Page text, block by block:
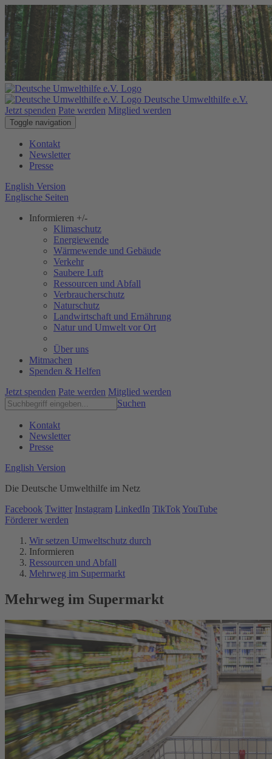
Deutsche Umwelthilfe e.V.
Jetzt spenden Pate werden Mitglied werden
Toggle navigation
Kontakt
Newsletter
Presse
English Version
Englische Seiten
Informieren +/-
Klimaschutz
Energiewende
Wärmewende und Gebäude
Verkehr
Saubere Luft
Ressourcen und Abfall
Verbraucherschutz
Naturschutz
Landwirtschaft und Ernährung
Natur und Umwelt vor Ort
Über uns
Mitmachen
Spenden & Helfen
Jetzt spenden Pate werden Mitglied werden
Suchen
Kontakt
Newsletter
Presse
English Version
Die Deutsche Umwelthilfe im Netz
Facebook Twitter Instagram LinkedIn TikTok YouTube
Förderer werden
Wir setzen Umweltschutz durch
Informieren
Ressourcen und Abfall
Mehrweg im Supermarkt
Mehrweg im Supermarkt